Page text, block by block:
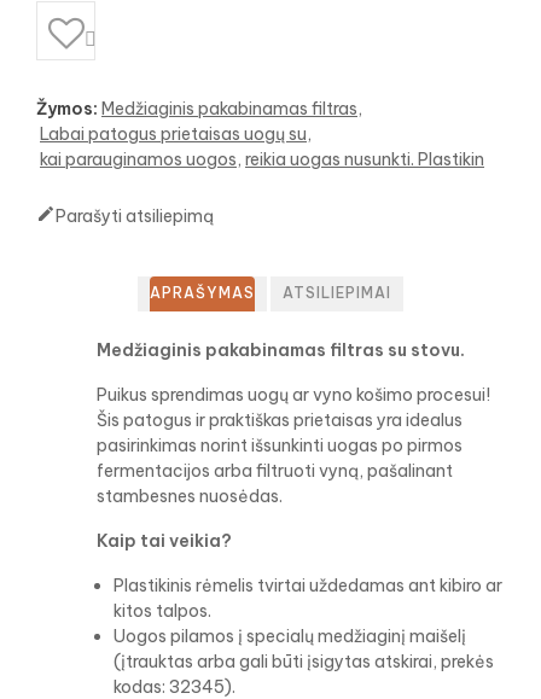

Žymos: Medžiaginis pakabinamas filtras
Labai patogus prietaisas uogų su
kai parauginamos uogos reikia uogas nusunkti. Plastikin
Parašyti atsiliepimą
APRAŠYMAS ATSILIEPIMAI
Medžiaginis pakabinamas filtras su stovu.
Puikus sprendimas uogų ar vyno košimo procesui!
Šis patogus ir praktiškas prietaisas yra idealus
pasirinkimas norint išsunkinti uogas po pirmos
fermentacijos arba filtruoti vyną, pašalinant
stambesnes nuosėdas.
Kaip tai veikia?
Plastikinis rėmelis tvirtai uždedamas ant kibiro ar
kitos talpos.
Uogos pilamos į specialų medžiaginį maišelį
(įtrauktas arba gali būti įsigytas atskirai, prekės
kodas: 32345).